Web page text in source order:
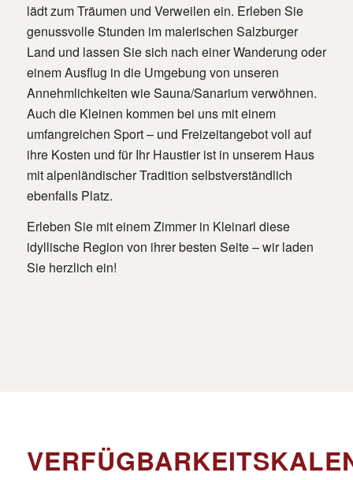
lädt zum Träumen und Verweilen ein. Erleben Sie
genussvolle Stunden im malerischen Salzburger
Land und lassen Sie sich nach einer Wanderung oder
einem Ausflug in die Umgebung von unseren
Annehmlichkeiten wie Sauna/Sanarium verwöhnen.
Auch die Kleinen kommen bei uns mit einem
umfangreichen Sport – und Freizeitangebot voll auf
ihre Kosten und für Ihr Haustier ist in unserem Haus
mit alpenländischer Tradition selbstverständlich
ebenfalls Platz.
Erleben Sie mit einem Zimmer in Kleinarl diese
idyllische Region von ihrer besten Seite – wir laden
Sie herzlich ein!